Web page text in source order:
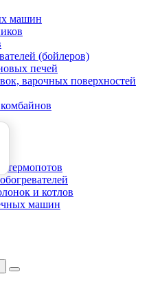
машин
(бойлеров)
печей
варочных поверхностей
термопотов
и котлов
машин